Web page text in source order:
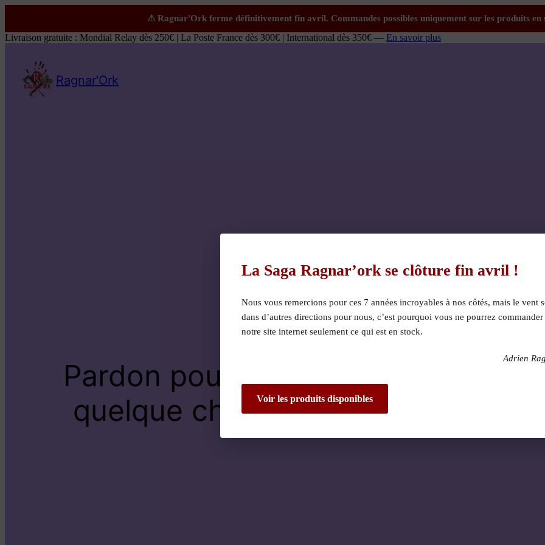
Livraison gratuite : Mondial Relay dès 250€ | La Poste France dès 300€ | International dès 350€ — En savoir plus
Ragnar'Ork
Pardon pour le dérangement !
quelque chose de fantastique –
La Saga Ragnar’ork se clôture fin avril !
Nous vous remercions pour ces 7 années incroyables à nos côtés, mais le vent
dans d’autres directions pour nous, c’est pourquoi vous ne pourrez
notre site internet seulement ce qui est en stock.
Adrien
Voir les produits disponibles